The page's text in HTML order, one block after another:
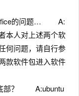
office的问题… A:
本人对上述两个软
何问题，请自行参
款软件包进入软件
底部？ A:ubuntu